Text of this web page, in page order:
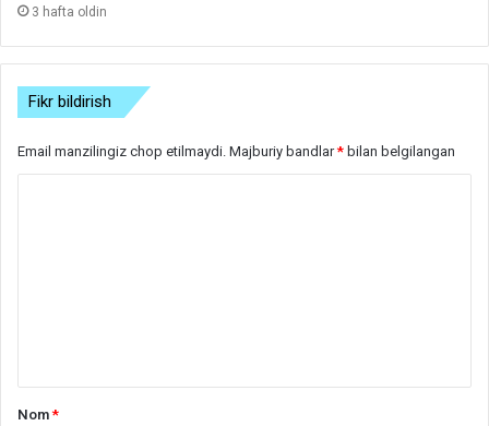
3 hafta oldin
Fikr bildirish
Email manzilingiz chop etilmaydi. Majburiy bandlar* bilan belgilangan
Nom*